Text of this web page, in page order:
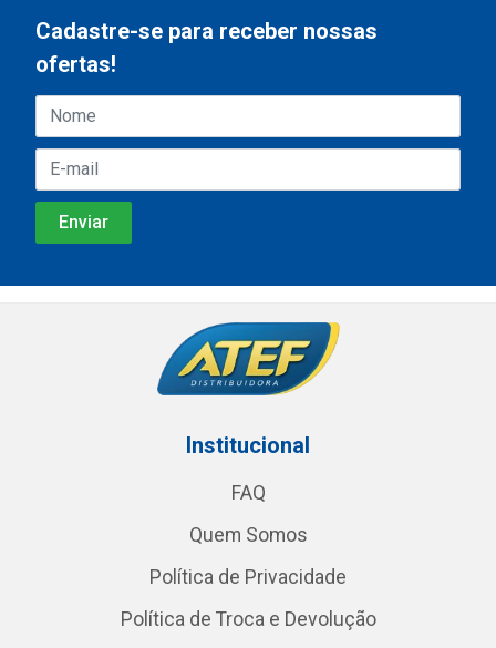
Cadastre-se para receber nossas
ofertas!
Institucional
FAQ
Quem Somos
Política de Privacidade
Política de Troca e Devolução